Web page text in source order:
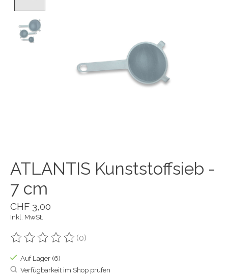
ATLANTIS Kunststoffsieb -
7 cm
CHF 3,00
Inkl. MwSt.
Die Bewertung dieses Produkts ist
(0)
Auf Lager (6)
Verfügbarkeit im Shop prüfen